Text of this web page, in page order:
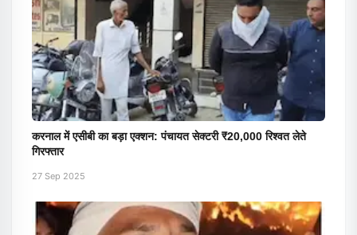
करनाल में एसीबी का बड़ा एक्शन: पंचायत सेक्टरी ₹20,000 रिश्वत लेते
गिरफ्तार
27 Sep 2025